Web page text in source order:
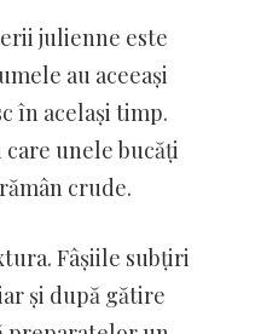
julienne este
au aceeași
în același timp.
unele bucăți
crude.
Fâșiile subțiri
și după gătire